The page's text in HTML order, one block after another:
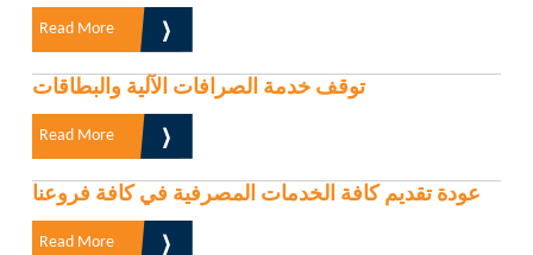
Read More
توقف خدمة الصرافات الآلية والبطاقات
Read More
عودة تقديم كافة الخدمات المصرفية في كافة فروعنا
Read More